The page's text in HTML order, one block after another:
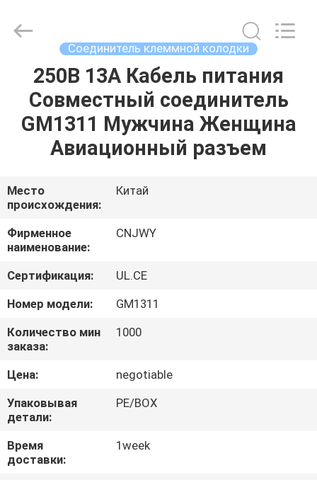
ДОМ
ПРОДУКТЫ
НАС
ПУТЕШЕСТВИЕ
ФАБРИКИ
ПРОВЕРКА
КАЧЕСТВА
СВЯЖИТЕСЬ
МЫ
СПРОСИТЕ
ЦИТАТУ
Electronic
Co.,Ltd.
Соединитель клеммной колодки
250В 13А Кабель питания
Совместный соединитель
GM1311 Мужчина Женщина
Авиационный разъем
Место
происхождения:
Китай
Фирменное
наименование:
CNJWY
Сертификация:
UL.CE
Номер модели:
GM1311
Количество мин
заказа:
1000
Цена:
negotiable
Упаковывая
детали:
PE/BOX
Время
доставки:
1week